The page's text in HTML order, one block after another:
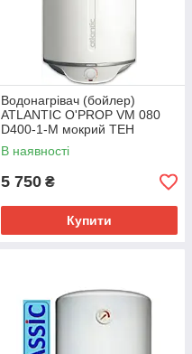
Водонагрівач (бойлер)
ATLANTIC O'PROP VM 080
D400-1-M мокрий ТЕН
В наявності
5 750 ₴
Купити